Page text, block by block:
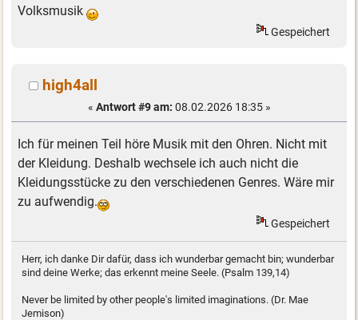
Volksmusik
Gespeichert
high4all
« Antwort #9 am: 08.02.2026 18:35 »
Ich für meinen Teil höre Musik mit den Ohren. Nicht mit
der Kleidung. Deshalb wechsele ich auch nicht die
Kleidungsstücke zu den verschiedenen Genres. Wäre mir
zu aufwendig.
Gespeichert
Herr, ich danke Dir dafür, dass ich wunderbar gemacht bin; wunderbar
sind deine Werke; das erkennt meine Seele. (Psalm 139,14)
Never be limited by other people's limited imaginations. (Dr. Mae
Jemison)